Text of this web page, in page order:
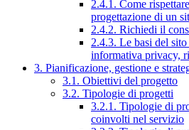
2.4.1. Come
progettazione di un
2.4.2. Richiedi il
2.4.3. Le basi del
informativa privacy,
3. Pianificazione, gestione e
3.1. Obiettivi del progetto
3.2. Tipologie di progetti
3.2.1. Tipologie di
coinvolti nel servizio